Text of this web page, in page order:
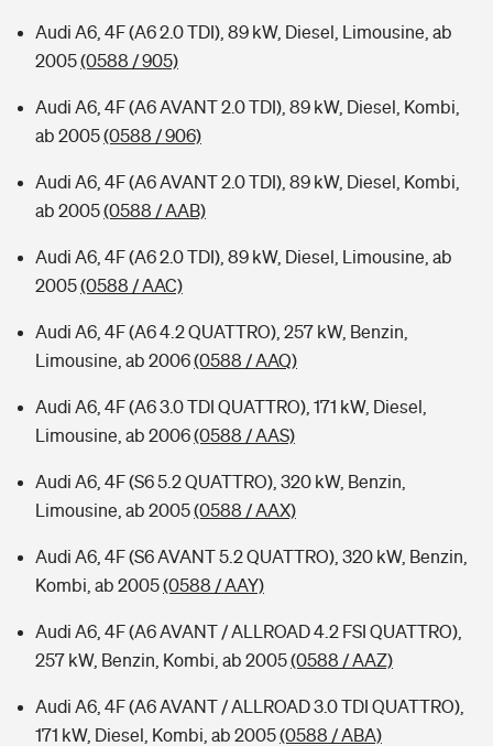
Audi A6, 4F (A6 2.0 TDI), 89 kW, Diesel, Limousine, ab
2005(0588 / 905)
Audi A6, 4F (A6 AVANT 2.0 TDI), 89 kW, Diesel, Kombi,
ab 2005(0588 / 906)
Audi A6, 4F (A6 AVANT 2.0 TDI), 89 kW, Diesel, Kombi,
ab 2005(0588 / AAB)
Audi A6, 4F (A6 2.0 TDI), 89 kW, Diesel, Limousine, ab
2005(0588 / AAC)
Audi A6, 4F (A6 4.2 QUATTRO), 257 kW, Benzin,
Limousine, ab 2006(0588 / AAQ)
Audi A6, 4F (A6 3.0 TDI QUATTRO), 171 kW, Diesel,
Limousine, ab 2006(0588 / AAS)
Audi A6, 4F (S6 5.2 QUATTRO), 320 kW, Benzin,
Limousine, ab 2005(0588 / AAX)
Audi A6, 4F (S6 AVANT 5.2 QUATTRO), 320 kW, Benzin,
Kombi, ab 2005(0588 / AAY)
Audi A6, 4F (A6 AVANT / ALLROAD 4.2 FSI QUATTRO),
257 kW, Benzin, Kombi, ab 2005(0588 / AAZ)
Audi A6, 4F (A6 AVANT / ALLROAD 3.0 TDI QUATTRO),
171 kW, Diesel, Kombi, ab 2005(0588 / ABA)